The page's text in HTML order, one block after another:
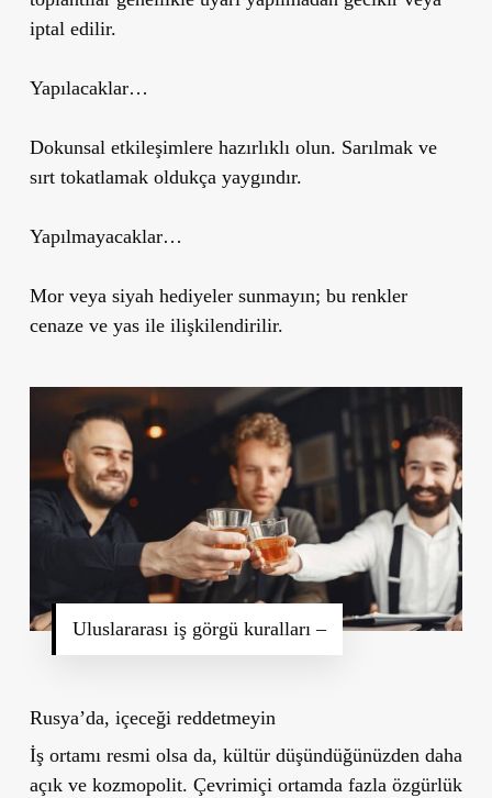
iptal edilir.
Yapılacaklar…
Dokunsal etkileşimlere hazırlıklı olun. Sarılmak ve
sırt tokatlamak oldukça yaygındır.
Yapılmayacaklar…
Mor veya siyah hediyeler sunmayın; bu renkler
cenaze ve yas ile ilişkilendirilir.
Uluslararası iş görgü kuralları –
Rusya’da, içeceği reddetmeyin
İş ortamı resmi olsa da, kültür düşündüğünüzden daha
açık ve kozmopolit. Çevrimiçi ortamda fazla özgürlük